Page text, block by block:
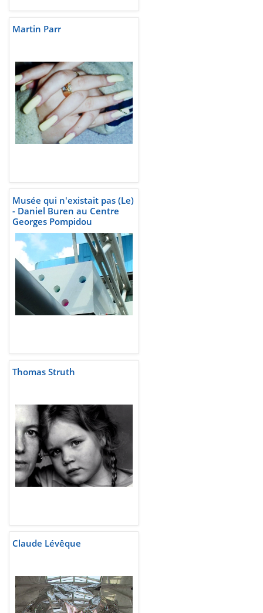
Martin Parr
Musée qui n'existait pas (Le)
- Daniel Buren au Centre
Georges Pompidou
Thomas Struth
Claude Lévêque